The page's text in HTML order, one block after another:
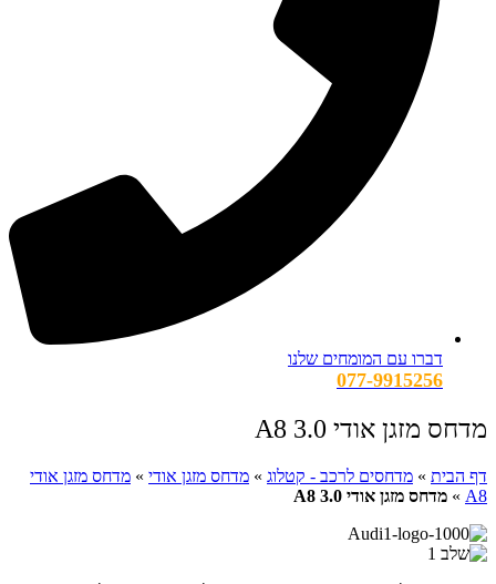
דברו עם המומחים שלנו
077-9915256
מדחס מזגן אודי A8 3.0
דף הבית » מדחסים לרכב - קטלוג » מדחס מזגן אודי » מדחס מזגן אודי
A8
» מדחס מזגן אודי A8 3.0